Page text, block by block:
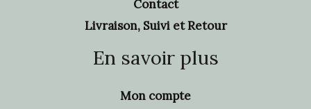
Contact
Livraison, Suivi et Retour
En savoir plus
Mon compte